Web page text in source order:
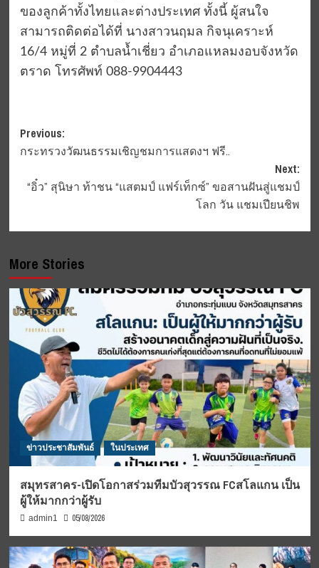
ของลูกค้าทั้งไทยและต่างประเทศ ทั้งนี้ ผู้สนใจ
สามารถติดต่อได้ที่ นางสาวนฤมล กิจนุเคราะห์
16/4 หมู่ที่ 2 ตำบลน้ำเชี่ยว อำเภอแหลมงอบจังหวัด
ตราด โทรศัพท์ 088-9904443
Post
navigation
Previous:
กระทรวงวัฒนธรรมเชิญชมการแสดงฯ ฟรี..
Next:
“อิ๋ว” สุนิษา ท้าชน “แสตมป์ แฟร์เท็กซ์” ขอสานฝันสู่แชมป์
โลก วัน แชมเปียนชิพ
More Stories
ข่าวประชาสัมพันธ์ ในประเทศ
สมุทรสาคร-เปิดโอกาสร่วมทีมบัวสุวรรณ FCสโลแกน เป็น
ผู้ให้มากกว่าผู้รับ
admin1 05/08/2026